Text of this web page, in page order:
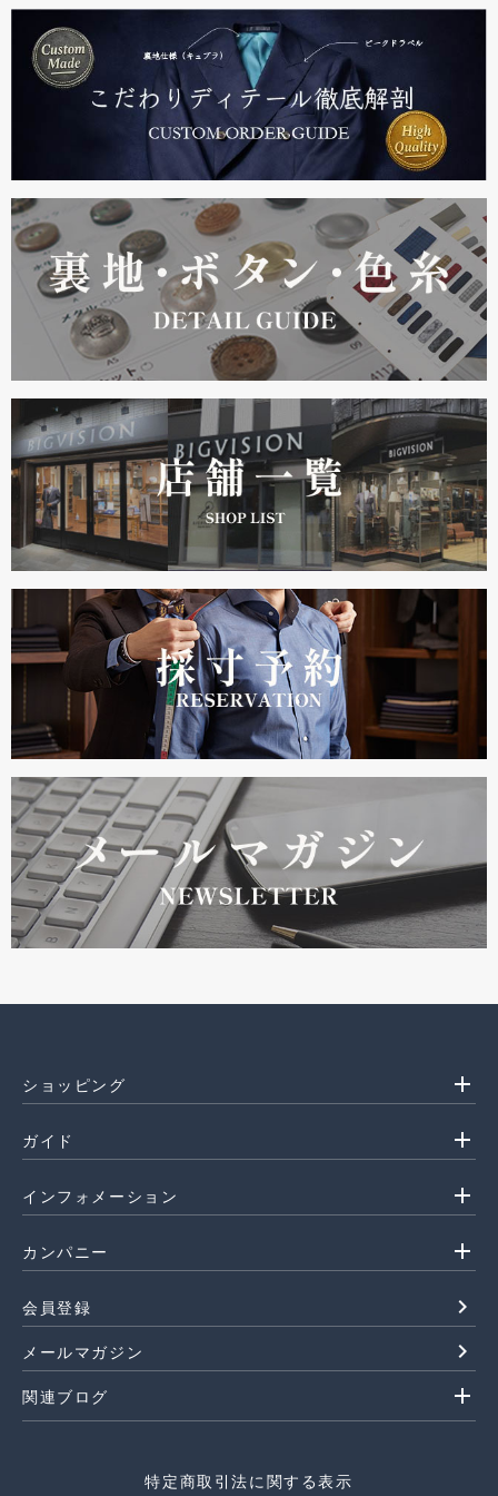
ショッピング add
ガイド add
インフォメーション add
カンパニー add
会員登録 navigate_next
メールマガジン navigate_next
関連ブログ add
特定商取引法に関する表示